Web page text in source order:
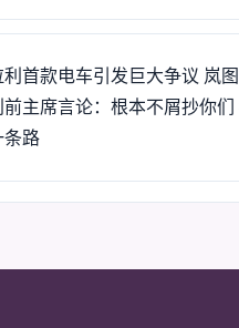
首款电车引发巨大争议 岚
主席言论：根本不屑抄你们
条路